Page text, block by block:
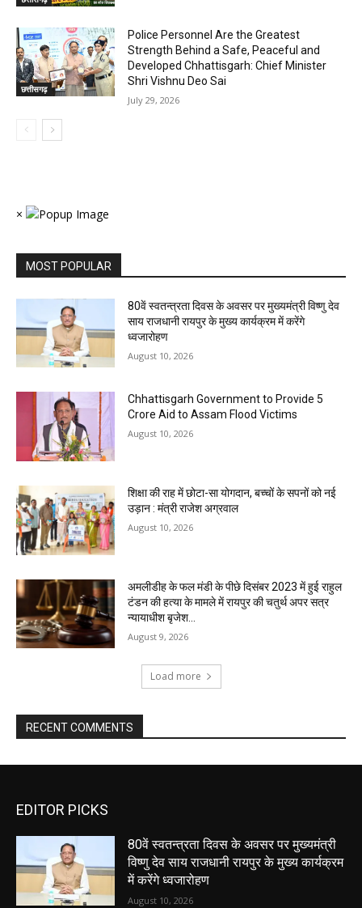
छत्तीसगढ़
Police Personnel Are the Greatest
Strength Behind a Safe, Peaceful and
Developed Chhattisgarh: Chief Minister
Shri Vishnu Deo Sai
July 29, 2026
×
MOST POPULAR
80वें स्वतन्त्रता दिवस के अवसर पर मुख्यमंत्री विष्णु देव
साय राजधानी रायपुर के मुख्य कार्यक्रम में करेंगे
ध्वजारोहण
August 10, 2026
Chhattisgarh Government to Provide ₹5
Crore Aid to Assam Flood Victims
August 10, 2026
शिक्षा की राह में छोटा-सा योगदान, बच्चों के सपनों को नई
उड़ान : मंत्री राजेश अग्रवाल
August 10, 2026
अमलीडीह के फल मंडी के पीछे दिसंबर 2023 में हुई राहुल
टंडन की हत्या के मामले में रायपुर की चतुर्थ अपर सत्र
न्यायाधीश बृजेश...
August 9, 2026
Load more
RECENT COMMENTS
EDITOR PICKS
80वें स्वतन्त्रता दिवस के अवसर पर मुख्यमंत्री
विष्णु देव साय राजधानी रायपुर के मुख्य कार्यक्रम
में करेंगे ध्वजारोहण
August 10, 2026